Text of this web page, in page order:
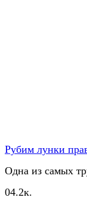
Рубим лунки
Одна из самых
04.2к.